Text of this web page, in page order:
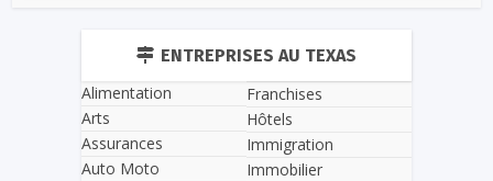
ENTREPRISES AU TEXAS
Alimentation
Arts
Assurances
Auto Moto
Franchises
Hôtels
Immigration
Immobilier